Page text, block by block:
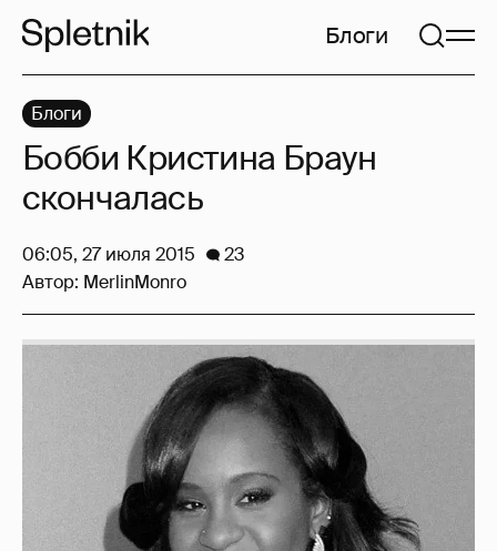
Блоги
Блоги
Бобби Кристина Браун
скончалась
06:05, 27 июля 2015
23
Автор: MerlinMonro